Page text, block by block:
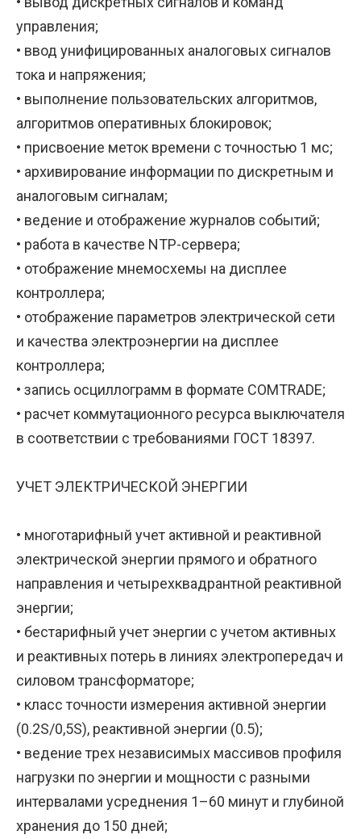
управления;
• ввод унифицированных аналоговых сигналов
тока и напряжения;
• выполнение пользовательских алгоритмов,
алгоритмов оперативных блокировок;
• присвоение меток времени с точностью 1 мс;
• архивирование информации по дискретным и
аналоговым сигналам;
• ведение и отображение журналов событий;
• работа в качестве NTP-сервера;
• отображение мнемосхемы на дисплее
контроллера;
• отображение параметров электрической сети
и качества электроэнергии на дисплее
контроллера;
• запись осциллограмм в формате COMTRADE;
• расчет коммутационного ресурса выключателя
в соответствии с требованиями ГОСТ 18397.
УЧЕТ ЭЛЕКТРИЧЕСКОЙ ЭНЕРГИИ
• многотарифный учет активной и реактивной
электрической энергии прямого и обратного
направления и четырехквадрантной реактивной
энергии;
• бестарифный учет энергии с учетом активных
и реактивных потерь в линиях электропередач и
силовом трансформаторе;
• класс точности измерения активной энергии
(0.2S/0,5S), реактивной энергии (0.5);
• ведение трех независимых массивов профиля
нагрузки по энергии и мощности с разными
интервалами усреднения 1–60 минут и глубиной
хранения до 150 дней;